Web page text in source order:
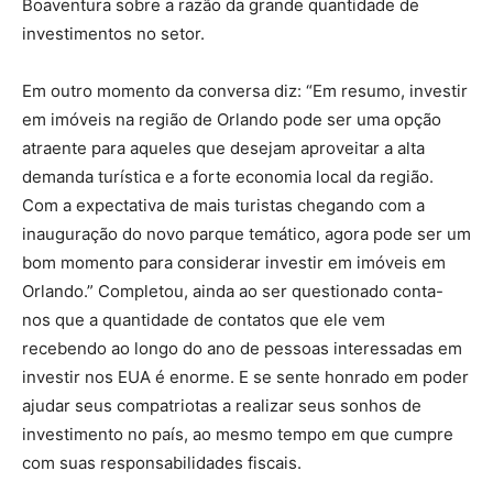
Boaventura sobre a razão da grande quantidade de
investimentos no setor.
Em outro momento da conversa diz: “Em resumo, investir
em imóveis na região de Orlando pode ser uma opção
atraente para aqueles que desejam aproveitar a alta
demanda turística e a forte economia local da região.
Com a expectativa de mais turistas chegando com a
inauguração do novo parque temático, agora pode ser um
bom momento para considerar investir em imóveis em
Orlando.” Completou, ainda ao ser questionado conta-
nos que a quantidade de contatos que ele vem
recebendo ao longo do ano de pessoas interessadas em
investir nos EUA é enorme. E se sente honrado em poder
ajudar seus compatriotas a realizar seus sonhos de
investimento no país, ao mesmo tempo em que cumpre
com suas responsabilidades fiscais.